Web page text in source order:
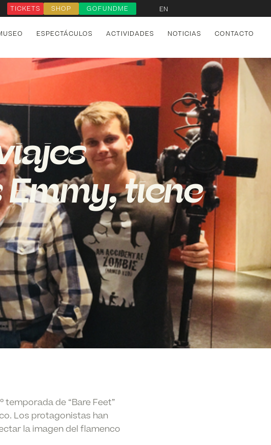
TICKETS SHOP GOFUNDME EN
ESPECTÁCULOS ACTIVIDADES NOTICIAS CONTACTO
tiene
de “Bare Feet”
Los protagonistas han
la imagen del flamenco